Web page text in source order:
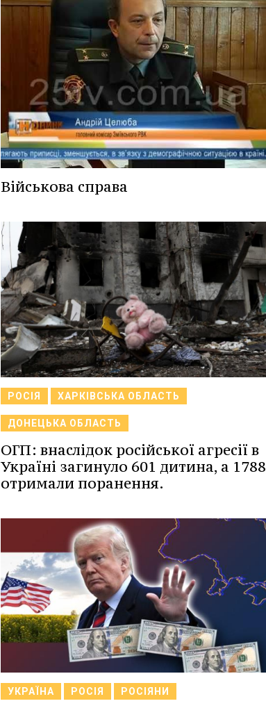
Військова справа
РОСІЯ ХАРКІВСЬКА ОБЛАСТЬ
ДОНЕЦЬКА ОБЛАСТЬ
ОГП: внаслідок російської агресії в
Україні загинуло 601 дитина, а 1788
отримали поранення.
УКРАЇНА РОСІЯ РОСІЯНИ